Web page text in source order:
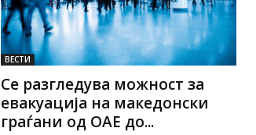
ВЕСТИ
Се разгледува можност за
евакуација на македонски
граѓани од ОАЕ до...